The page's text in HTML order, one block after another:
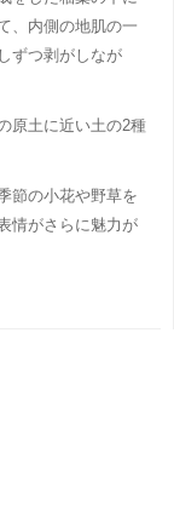
、内側の地肌の一
ずつ剥がしなが
原土に近い土の2種
節の小花や野草を
情がさらに魅力が